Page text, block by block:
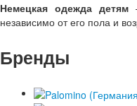
Немецкая одежда детям
независимо от его пола и
Бренды